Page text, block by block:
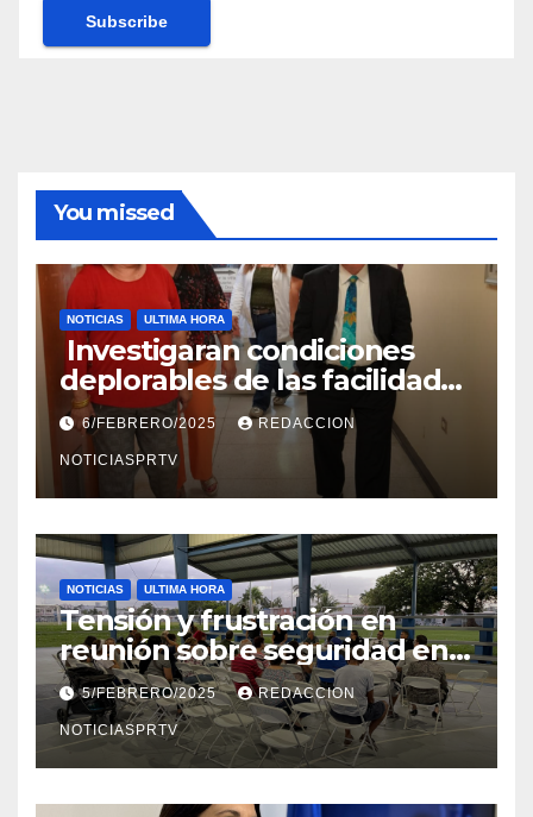
You missed
NOTICIAS ULTIMA HORA
Investigaran condiciones
deplorables de las facilidades
el Departamento de la Salud
en Mayagüez
6/FEBRERO/2025 REDACCION
NOTICIASPRTV
NOTICIAS ULTIMA HORA
Tensión y frustración en
reunión sobre seguridad en
Reparto Metropolitano
5/FEBRERO/2025 REDACCION
NOTICIASPRTV